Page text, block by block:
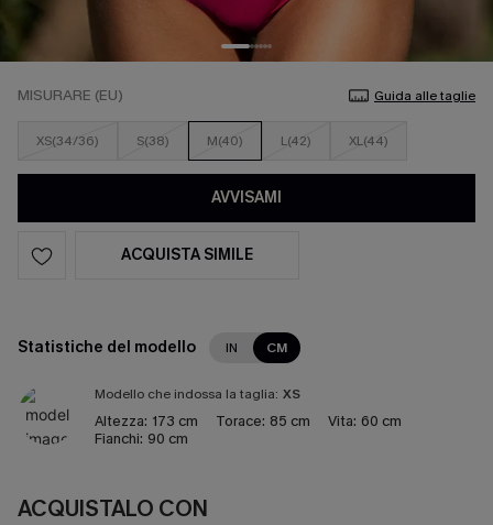
MISURARE (EU) Guida alle taglie
XS(34/36) S(38) M(40) L(42) XL(44)
AVVISAMI
ACQUISTA SIMILE
Statistiche del modello IN CM
Modello che indossa la taglia: XS
Altezza: 173 cm Torace: 85 cm Vita: 60 cm
Fianchi: 90 cm
ACQUISTALO CON